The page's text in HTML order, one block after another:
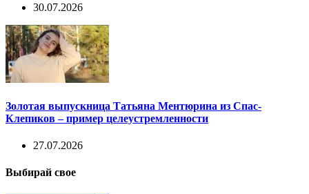
30.07.2026
Золотая выпускница Татьяна Ментюрина из Спас-
Клепиков – пример целеустремленности
27.07.2026
Выбирай свое